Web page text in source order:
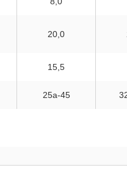
20,0
15,5
25a-45